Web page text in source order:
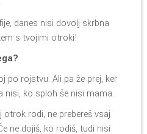
danes nisi dovolj skrbna
s tvojimi otroki!
po rojstvu. Ali pa že prej, ker
nisi, ko sploh še nisi mama.
otrok rodi, ne prebereš vsaj
ne dojiš, ko rodiš, tudi nisi